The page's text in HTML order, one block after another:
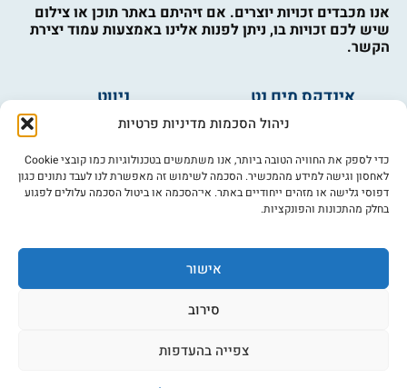
ניהול הסכמות מדיניות פרטיות
כדי לספק את החוויה הטובה ביותר, אנו משתמשים בטכנולוגיות כמו קובצי Cookie
לאחסון וגישה למידע מהמכשיר. הסכמה לשימוש זה מאפשרת לנו לעבד נתונים כגון
דפוסי גלישה או מזהים ייחודיים באתר. אי־הסכמה או ביטול הסכמה עלולים לפגוע
בחלק מהתכונות והפונקציות.
אישור
סירוב
צפייה בהעדפות
אנו מכבדים זכויות יוצרים. אם זיהיתם באתר תוכן או צילום
שיש לכם זכויות בו, ניתן לפנות אלינו באמצעות עמוד יצירת
הקשר.
אינדקס מים נט
מים ובריאות
פורום מים
ניווט
אינדקס עסקים
צרו קשר
מי אנחנו
הרשמה לניוזלטר
פרסמו אצלנו
הצהרת נגישות